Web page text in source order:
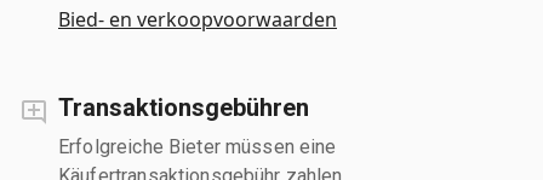
Bied- en verkoopvoorwaarden
Transaktionsgebühren
Erfolgreiche Bieter müssen eine